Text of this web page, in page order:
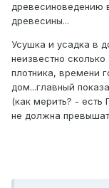
древесиноведению
древесины...
Усушка и усадка в
неизвестно сколько
плотника, времени
дом...главный
(как мерить? -
не должна